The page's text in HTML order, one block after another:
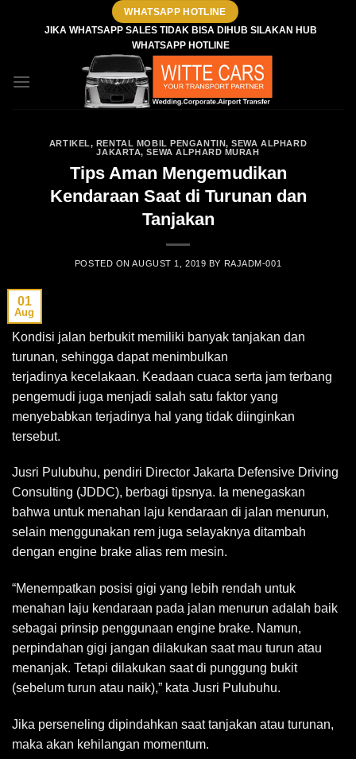
WHATSAPP HOTLINE
JIKA WHATSAPP SALES TIDAK BISA DIHUB SILAKAN HUB
WHATSAPP HOTLINE
ARTIKEL, RENTAL MOBIL PENGANTIN,SEWA ALPHARD
JAKARTA,SEWA ALPHARD MURAH
Tips Aman Mengemudikan
Kendaraan Saat di Turunan dan
Tanjakan
POSTED ONAUGUST 1, 2019 BY RAJADM-001
01
Aug
Kondisi jalan berbukit memiliki banyak tanjakan dan
turunan, sehingga dapat menimbulkan
terjadinya kecelakaan. Keadaan cuaca serta jam terbang
pengemudi juga menjadi salah satu faktor yang
menyebabkan terjadinya hal yang tidak diinginkan
tersebut.
Jusri Pulubuhu, pendiri Director Jakarta Defensive Driving
Consulting (JDDC), berbagi tipsnya. Ia menegaskan
bahwa untuk menahan laju kendaraan di jalan menurun,
selain menggunakan rem juga selayaknya ditambah
dengan engine brake alias rem mesin.
“Menempatkan posisi gigi yang lebih rendah untuk
menahan laju kendaraan pada jalan menurun adalah baik
sebagai prinsip penggunaan engine brake. Namun,
perpindahan gigi jangan dilakukan saat mau turun atau
menanjak. Tetapi dilakukan saat di punggung bukit
(sebelum turun atau naik),” kata Jusri Pulubuhu.
Jika perseneling dipindahkan saat tanjakan atau turunan,
maka akan kehilangan momentum.